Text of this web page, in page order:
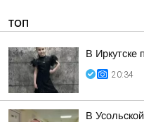
ТОП
В Иркутске
20:34
В